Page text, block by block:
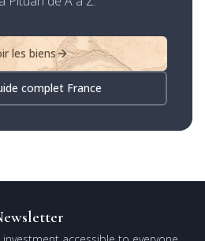
les biens
complet France